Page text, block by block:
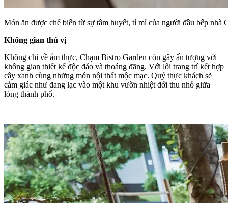
Món ăn được chế biến từ sự tâm huyết, tỉ mỉ của người đầu bếp nhà
Không gian thú vị
Không chỉ về ẩm thực, Chạm Bistro Garden còn gây ấn tượng với
không gian thiết kế độc đáo và thoáng đãng. Với lối trang trí kết hợp
cây xanh cùng những món nội thất mộc mạc. Quý thực khách sẽ
cảm giác như đang lạc vào một khu vườn nhiệt đới thu nhỏ giữa
lòng thành phố.